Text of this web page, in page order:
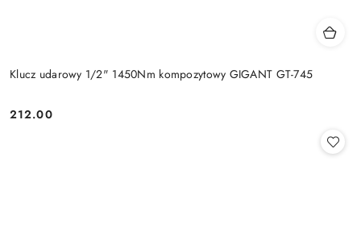
Klucz udarowy 1/2" 1450Nm kompozytowy GIGANT GT-745
Cena:
212.00